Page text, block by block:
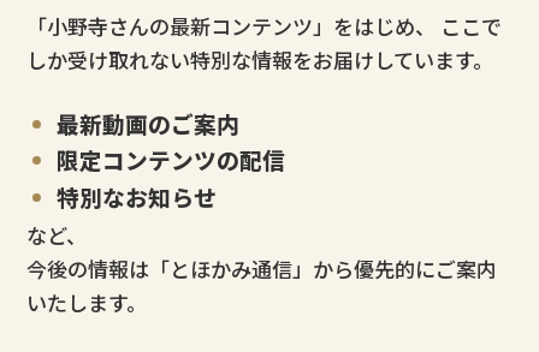
「小野寺さんの最新コンテンツ」をはじめ、
ここで
しか受け取れない特別な情報をお届けしています。
最新動画のご案内
限定コンテンツの配信
特別なお知らせ
など、
今後の情報は「とほかみ通信」から優先的にご案内
いたします。